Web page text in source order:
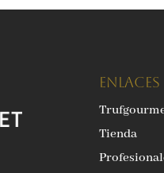
Tienda